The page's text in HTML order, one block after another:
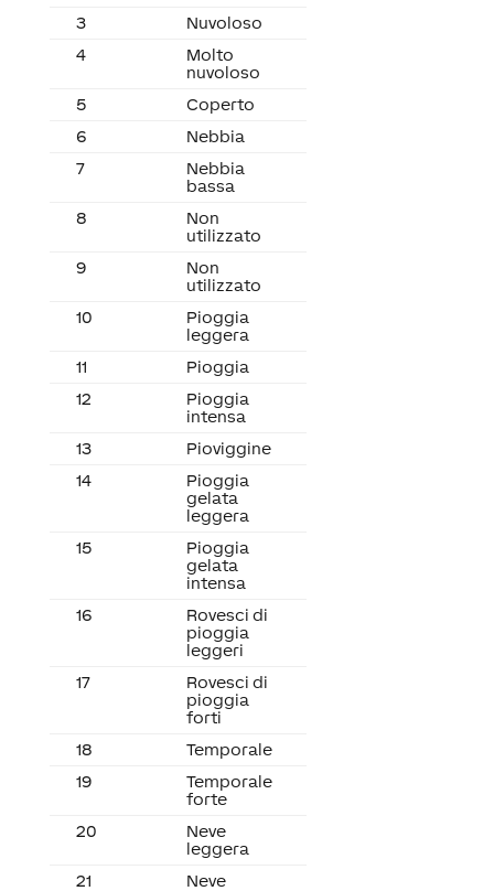
3
Nuvoloso
4
Molto
nuvoloso
5
Coperto
6
Nebbia
7
Nebbia
bassa
8
Non
utilizzato
9
Non
utilizzato
10
Pioggia
leggera
11
Pioggia
12
Pioggia
intensa
13
Pioviggine
14
Pioggia
gelata
leggera
15
Pioggia
gelata
intensa
16
Rovesci di
pioggia
leggeri
17
Rovesci di
pioggia
forti
18
Temporale
19
Temporale
forte
20
Neve
leggera
21
Neve